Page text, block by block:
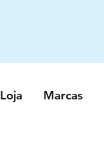
Loja Marcas